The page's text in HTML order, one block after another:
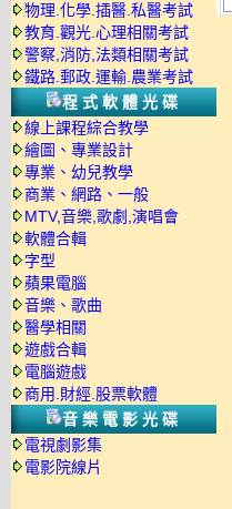
物理.化學.插醫.私醫考試
教育.觀光.心理相關考試
警察,消防,法類相關考試
鐵路.郵政.運輸.農業考試
程式軟體光碟
線上課程綜合教學
繪圖、專業設計
專業、幼兒教學
商業、網路、一般
MTV,音樂,歌劇,演唱會
軟體合輯
字型
蘋果電腦
音樂、歌曲
醫學相關
遊戲合輯
電腦遊戲
商用.財經.股票軟體
音樂電影光碟
電視劇影集
電影院線片